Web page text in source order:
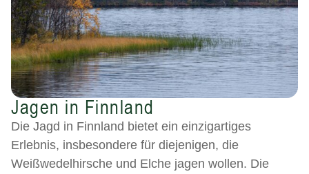
Jagen in Finnland
Die Jagd in Finnland bietet ein einzigartiges
Erlebnis, insbesondere für diejenigen, die
Weißwedelhirsche und Elche jagen wollen. Die